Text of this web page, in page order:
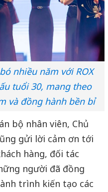
nhiều năm với ROX
tuổi 30, mang theo
và đồng hành bền bỉ
bộ nhân viên, Chủ
gửi lời cảm ơn tới
hàng, đối tác
người đã đồng
trình kiến tạo các